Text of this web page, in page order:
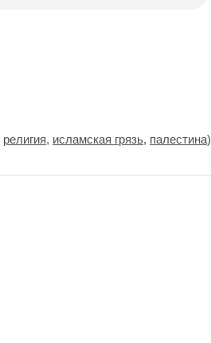
религия, исламская грязь, палестина)